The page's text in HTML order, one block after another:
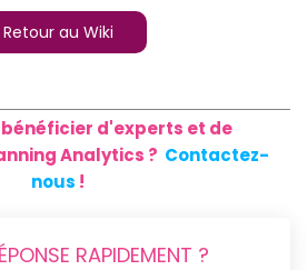
Retour au Wiki
d'experts et de
Analytics ? Contactez-
nous !
RAPIDEMENT ?